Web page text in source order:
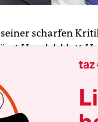
seiner scharfen
Handelsblatt-
55-Jährigen
zu beenden,
Von Holtzbrinck
taz